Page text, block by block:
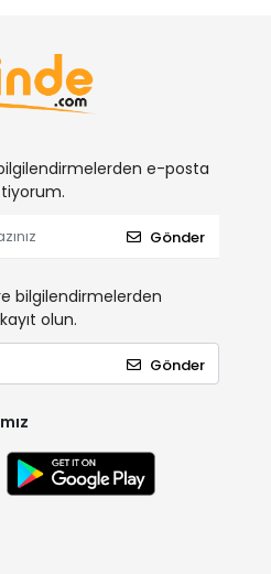
e-posta
Gönder
bilgilendirmelerden
olun.
Gönder